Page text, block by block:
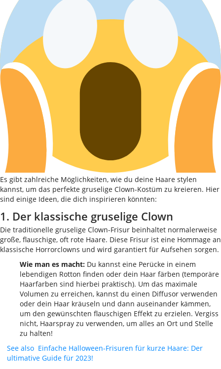
Es gibt zahlreiche Möglichkeiten, wie du deine Haare stylen
kannst, um das perfekte gruselige Clown-Kostüm zu kreieren. Hier
sind einige Ideen, die dich inspirieren könnten:
1. Der klassische gruselige Clown
Die traditionelle gruselige Clown-Frisur beinhaltet normalerweise
große, flauschige, oft rote Haare. Diese Frisur ist eine Hommage an
klassische Horrorclowns und wird garantiert für Aufsehen sorgen.
Wie man es macht: Du kannst eine Perücke in einem
lebendigen Rotton finden oder dein Haar färben (temporäre
Haarfarben sind hierbei praktisch). Um das maximale
Volumen zu erreichen, kannst du einen Diffusor verwenden
oder dein Haar kräuseln und dann auseinander kämmen,
um den gewünschten flauschigen Effekt zu erzielen. Vergiss
nicht, Haarspray zu verwenden, um alles an Ort und Stelle
zu halten!
See also Einfache Halloween-Frisuren für kurze Haare: Der
ultimative Guide für 2023!